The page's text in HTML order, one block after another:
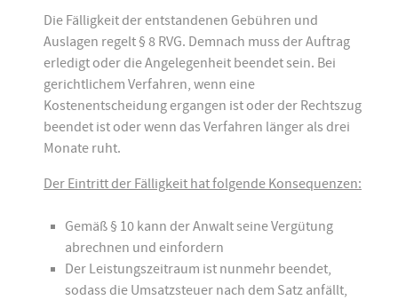
Die Fälligkeit der entstandenen Gebühren und
Auslagen regelt § 8 RVG. Demnach muss der Auftrag
erledigt oder die Angelegenheit beendet sein. Bei
gerichtlichem Verfahren, wenn eine
Kostenentscheidung ergangen ist oder der Rechtszug
beendet ist oder wenn das Verfahren länger als drei
Monate ruht.
Der Eintritt der Fälligkeit hat folgende Konsequenzen:
Gemäß § 10 kann der Anwalt seine Vergütung
abrechnen und einfordern
Der Leistungszeitraum ist nunmehr beendet,
sodass die Umsatzsteuer nach dem Satz anfällt,